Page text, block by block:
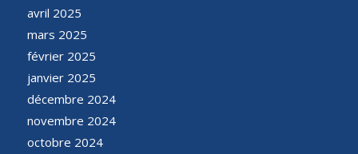
avril 2025
mars 2025
février 2025
janvier 2025
décembre 2024
novembre 2024
octobre 2024